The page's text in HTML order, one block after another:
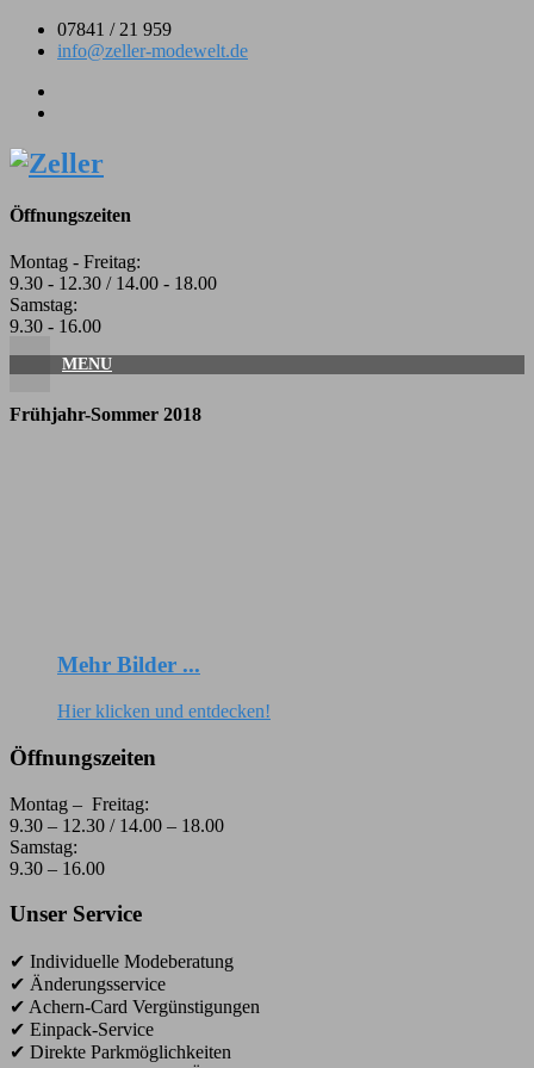
Skip
07841 / 21 959
info@zeller-modewelt.de
Öffnungszeiten
Montag - Freitag:
9.30 - 12.30 / 14.00 - 18.00
Samstag:
9.30 - 16.00
MENU
Frühjahr-Sommer 2018
Mehr Bilder ...
Hier klicken und entdecken!
Öffnungszeiten
Montag – Freitag:
9.30 – 12.30 / 14.00 – 18.00
Samstag:
9.30 – 16.00
Unser Service
✔ Individuelle Modeberatung
✔ Änderungsservice
✔ Achern-Card Vergünstigungen
✔ Einpack-Service
✔ Direkte Parkmöglichkeiten